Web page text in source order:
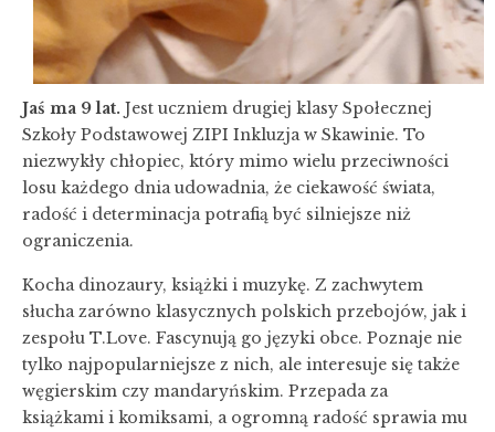
Jaś ma 9 lat. Jest uczniem drugiej klasy Społecznej
Szkoły Podstawowej ZIPI Inkluzja w Skawinie. To
niezwykły chłopiec, który mimo wielu przeciwności
losu każdego dnia udowadnia, że ciekawość świata,
radość i determinacja potrafią być silniejsze niż
ograniczenia.
Kocha dinozaury, książki i muzykę. Z zachwytem
słucha zarówno klasycznych polskich przebojów, jak i
zespołu T.Love. Fascynują go języki obce. Poznaje nie
tylko najpopularniejsze z nich, ale interesuje się także
węgierskim czy mandaryńskim. Przepada za
książkami i komiksami, a ogromną radość sprawia mu